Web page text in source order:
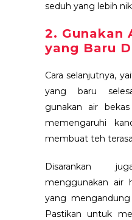
seduh yang lebih
2. Gunakan
yang Baru
Cara selanjutnya,
yang baru
gunakan air
memengaruhi
membuat teh terasa
Disarankan
menggunakan air
yang
Pastikan untuk